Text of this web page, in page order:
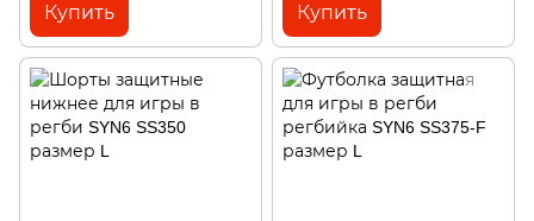
Купить Купить